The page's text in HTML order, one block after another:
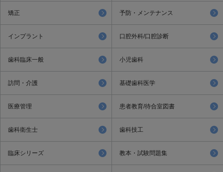
矯正 予防・メンテナンス
インプラント 口腔外科/口腔診断
歯科臨床一般 小児歯科
訪問・介護 基礎歯科医学
医療管理 患者教育/待合室図書
歯科衛生士 歯科技工
臨床シリーズ 教本・試験問題集